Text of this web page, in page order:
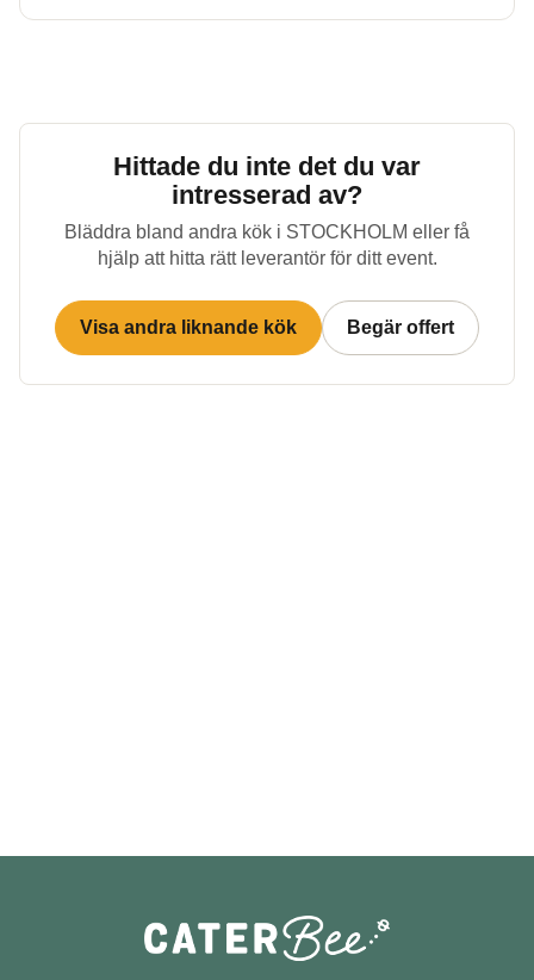
Hittade du inte det du var
intresserad av?
Bläddra bland andra kök i STOCKHOLM eller få
hjälp att hitta rätt leverantör för ditt event.
Visa andra liknande kök Begär offert